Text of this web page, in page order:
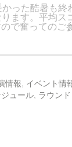
った酷暑も
ます。平均
で奮っての
情報, イベント情
ュール, ラウン